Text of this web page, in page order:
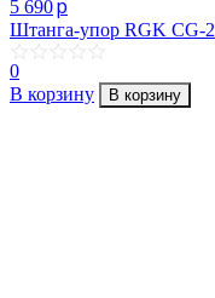
5 690p
Штанга-упор RGK CG-2
0
В корзину
В корзину